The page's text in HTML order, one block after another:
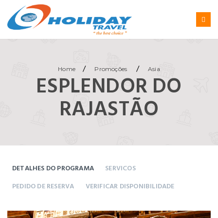
Home / Promoções / Asia
ESPLENDOR DO
RAJASTÃO
DETALHES DO PROGRAMA
SERVICOS
PEDIDO DE RESERVA
VERIFICAR DISPONIBILIDADE